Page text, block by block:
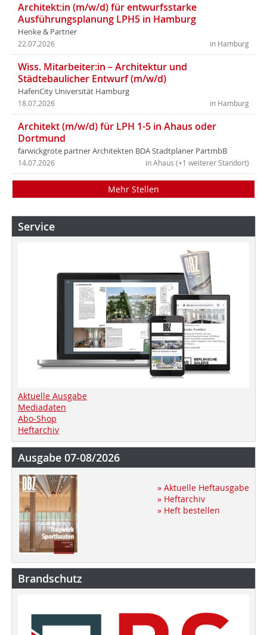
Architekt:in (m/w/d) für entwurfsstarke
Ausführungsplanung LPH5 in Hamburg
Henke & Partner
in Hamburg
22.07.2026
Wiss. Mitarbeiter:in – Architektur und
Städtebaulicher Entwurf (m/w/d)
HafenCity Universität Hamburg
in Hamburg
18.07.2026
Architekt (m/w/d) für LPH 1-5 in Ahaus oder
Dortmund
farwickgrote partner Architekten BDA Stadtplaner PartmbB
in Ahaus (+1 weiterer Standort)
14.07.2026
Mehr Stellen
Service
Aktuelle Ausgabe
Mediadaten
Abo-Shop
Heftarchiv
Ausgabe 07-08/2026
» Aktuelle Heftausgabe
» Heftarchiv
» Heft bestellen
Brandschutz